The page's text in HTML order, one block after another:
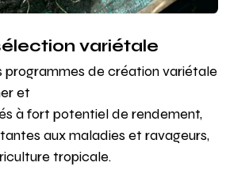
variétale
programmes de création variétale
et
à fort potentiel de rendement,
aux maladies et ravageurs,
tropicale.